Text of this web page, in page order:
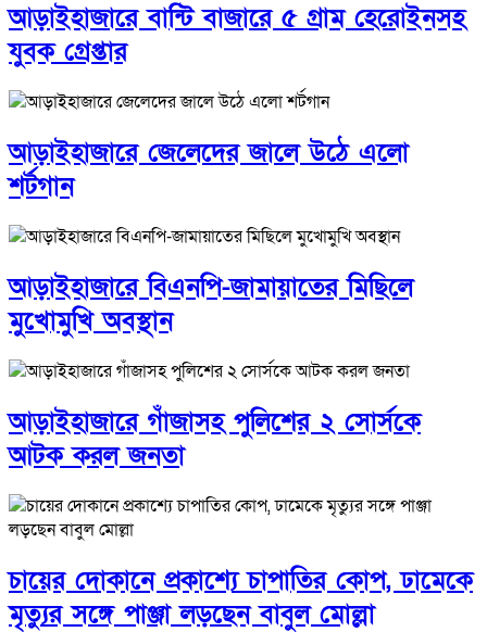
আড়াইহাজারে বান্টি বাজারে ৫ গ্রাম হেরোইনসহ
যুবক গ্রেপ্তার
আড়াইহাজারে জেলেদের জালে উঠে এলো
শর্টগান
আড়াইহাজারে বিএনপি-জামায়াতের মিছিলে
মুখোমুখি অবস্থান
আড়াইহাজারে গাঁজাসহ পুলিশের ২ সোর্সকে
আটক করল জনতা
চায়ের দোকানে প্রকাশ্যে চাপাতির কোপ, ঢামেকে
মৃত্যুর সঙ্গে পাঞ্জা লড়ছেন বাবুল মোল্লা